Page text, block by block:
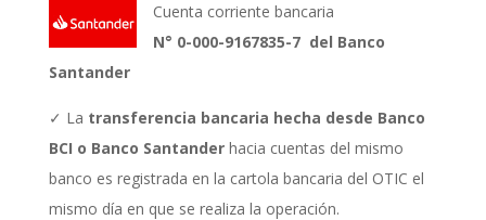
Cuenta corriente bancaria
N° 0-000-9167835-7 del Banco
Santander
✓ La transferencia bancaria hecha desde Banco
BCI o Banco Santanderhacia cuentas del mismo
banco es registrada en la cartola bancaria del OTIC el
mismo día en que se realiza la operación.